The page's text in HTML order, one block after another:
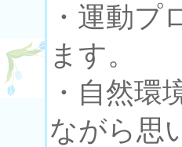
・運動プ
ます。
・自然環
ながら思